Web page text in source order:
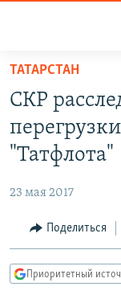
упрощенного
доступа
основному
Вернутся
Вернутся
ПОДКАСТЫ
АВТОРСКИЕ
МНЕНИЯ
КУЛЬТУРА
КАВКАЗ.РЕАЛИИ
ТАТАРСТАН
СКР
"Татфлота"
23 мая 2017
Поделиться
Приоритетный